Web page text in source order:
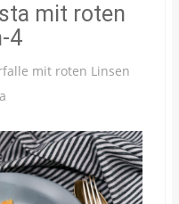
mit roten
4
mit roten Linsen